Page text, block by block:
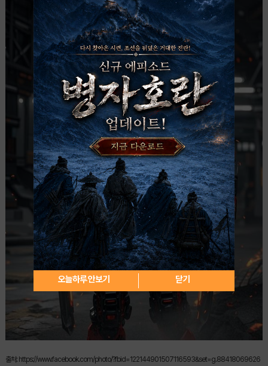
출처: https://www.facebook.com/photo/?fbid=122144901507116593&set=g.88418069626
오늘하루 안보기 닫기